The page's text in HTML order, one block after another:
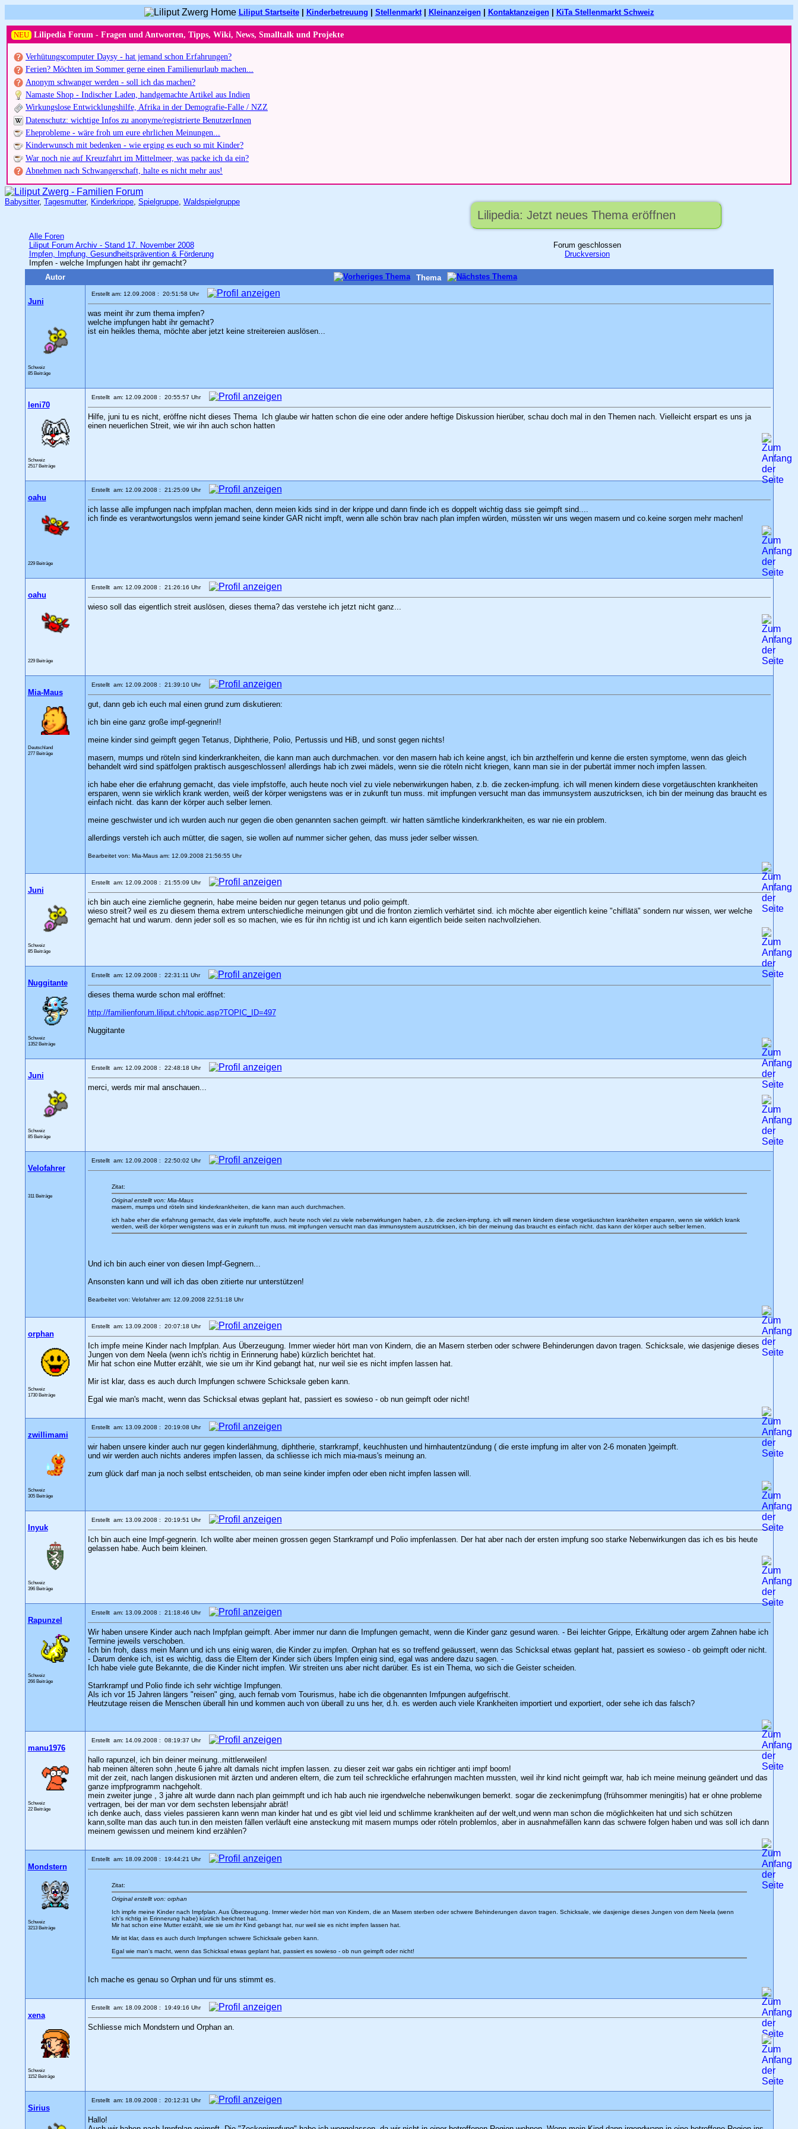
Liliput Startseite| Kinderbetreuung Stellenmarkt| Kleinanzeigen| Kontaktanzeigen| KiTa Stellenmarkt Schweiz
NEU Lilipedia Forum - Fragen und Antworten, Tipps, Wiki, News, Smalltalk und Projekte
Verhütungscomputer Daysy - hat jemand schon Erfahrungen?
Ferien? Möchten im Sommer gerne einen Familienurlaub machen...
Anonym schwanger werden - soll ich das machen?
Namaste Shop - Indischer Laden, handgemachte Artikel aus Indien
Wirkungslose Entwicklungshilfe, Afrika in der Demografie-Falle / NZZ
Datenschutz: wichtige Infos zu anonyme/registrierte BenutzerInnen
Eheprobleme - wäre froh um eure ehrlichen Meinungen...
Kinderwunsch mit bedenken - wie erging es euch so mit Kinder?
War noch nie auf Kreuzfahrt im Mittelmeer, was packe ich da ein?
Abnehmen nach Schwangerschaft, halte es nicht mehr aus!
Babysitter, Tagesmutter, Kinderkrippe, Spielgruppe, Waldspielgruppe
Lilipedia: Jetzt neues Thema eröffnen
Alle Foren
Liliput Forum Archiv - Stand 17. November 2008
Impfen, Impfung, Gesundheitsprävention & Förderung
Impfen - welche Impfungen habt ihr gemacht?
Forum geschlossen
Druckversion
Autor Thema
Juni
Schweiz
85 Beiträge
Erstellt am: 12.09.2008 : 20:51:58 Uhr
was meint ihr zum thema impfen?
welche impfungen habt ihr gemacht?
ist ein heikles thema, möchte aber jetzt keine streitereien auslösen...
leni70
Schweiz
2517 Beiträge
Erstellt am: 12.09.2008 : 20:55:57 Uhr
Hilfe, juni tu es nicht, eröffne nicht dieses Thema
Ich glaube wir hatten schon die eine oder andere heftige Diskussion hierüber, schau doch mal in den Themen nach. Vielleicht erspart es uns ja
einen neuerlichen Streit, wie wir ihn auch schon hatten
oahu
229 Beiträge
Erstellt am: 12.09.2008 : 21:25:09 Uhr
ich lasse alle impfungen nach impfplan machen, denn meien kids sind in der krippe und dann finde ich es doppelt wichtig dass sie geimpft sind....
ich finde es verantwortungslos wenn jemand seine kinder GAR nicht impft, wenn alle schön brav nach plan impfen würden, müssten wir uns wegen masern und co.keine sorgen mehr machen!
oahu
229 Beiträge
Erstellt am: 12.09.2008 : 21:26:16 Uhr
wieso soll das eigentlich streit auslösen, dieses thema? das verstehe ich jetzt nicht ganz...
Mia-Maus
Deutschland
277 Beiträge
Erstellt am: 12.09.2008 : 21:39:10 Uhr
gut, dann geb ich euch mal einen grund zum diskutieren:
ich bin eine ganz große impf-gegnerin!!
meine kinder sind geimpft gegen Tetanus, Diphtherie, Polio, Pertussis und HiB, und sonst gegen nichts!
masern, mumps und röteln sind kinderkrankheiten, die kann man auch durchmachen. vor den masern hab ich keine angst, ich bin arzthelferin und kenne die ersten symptome, wenn das gleich
behandelt wird sind spätfolgen praktisch ausgeschlossen! allerdings hab ich zwei mädels, wenn sie die röteln nicht kriegen, kann man sie in der pubertät immer noch impfen lassen.
ich habe eher die erfahrung gemacht, das viele impfstoffe, auch heute noch viel zu viele nebenwirkungen haben, z.b. die zecken-impfung. ich will menen kindern diese vorgetäuschten krankheiten
ersparen, wenn sie wirklich krank werden, weiß der körper wenigstens was er in zukunft tun muss. mit impfungen versucht man das immunsystem auszutricksen, ich bin der meinung das braucht es
einfach nicht. das kann der körper auch selber lernen.
meine geschwister und ich wurden auch nur gegen die oben genannten sachen geimpft. wir hatten sämtliche kinderkrankheiten, es war nie ein problem.
allerdings versteh ich auch mütter, die sagen, sie wollen auf nummer sicher gehen, das muss jeder selber wissen.
Bearbeitet von: Mia-Maus am: 12.09.2008 21:56:55 Uhr
Juni
Schweiz
85 Beiträge
Erstellt am: 12.09.2008 : 21:55:09 Uhr
ich bin auch eine ziemliche gegnerin, habe meine beiden nur gegen tetanus und polio geimpft.
wieso streit? weil es zu diesem thema extrem unterschiedliche meinungen gibt und die fronton ziemlich verhärtet sind. ich möchte aber eigentlich keine "chiflätä" sondern nur wissen, wer welche
gemacht hat und warum. denn jeder soll es so machen, wie es für ihn richtig ist und ich kann eigentlich beide seiten nachvollziehen.
Nuggitante
Schweiz
1352 Beiträge
Erstellt am: 12.09.2008 : 22:31:11 Uhr
dieses thema wurde schon mal eröffnet:
http://familienforum.liliput.ch/topic.asp?TOPIC_ID=497
Nuggitante
Juni
Schweiz
85 Beiträge
Erstellt am: 12.09.2008 : 22:48:18 Uhr
merci, werds mir mal anschauen...
Velofahrer
311 Beiträge
Erstellt am: 12.09.2008 : 22:50:02 Uhr
Zitat:
Original erstellt von: Mia-Maus
masern, mumps und röteln sind kinderkrankheiten, die kann man auch durchmachen.
ich habe eher die erfahrung gemacht, das viele impfstoffe, auch heute noch viel zu viele nebenwirkungen haben, z.b. die zecken-impfung. ich will menen kindern diese vorgetäuschten krankheiten ersparen, wenn sie wirklich krank
werden, weiß der körper wenigstens was er in zukunft tun muss. mit impfungen versucht man das immunsystem auszutricksen, ich bin der meinung das braucht es einfach nicht. das kann der körper auch selber lernen.
Und ich bin auch einer von diesen Impf-Gegnern...
Ansonsten kann und will ich das oben zitierte nur unterstützen!
Bearbeitet von: Velofahrer am: 12.09.2008 22:51:18 Uhr
orphan
Schweiz
1730 Beiträge
Erstellt am: 13.09.2008 : 20:07:18 Uhr
Ich impfe meine Kinder nach Impfplan. Aus Überzeugung. Immer wieder hört man von Kindern, die an Masern sterben oder schwere Behinderungen davon tragen. Schicksale, wie dasjenige dieses
Jungen von dem Neela (wenn ich's richtig in Erinnerung habe) kürzlich berichtet hat.
Mir hat schon eine Mutter erzählt, wie sie um ihr Kind gebangt hat, nur weil sie es nicht impfen lassen hat.
Mir ist klar, dass es auch durch Impfungen schwere Schicksale geben kann.
Egal wie man's macht, wenn das Schicksal etwas geplant hat, passiert es sowieso - ob nun geimpft oder nicht!
zwillimami
Schweiz
305 Beiträge
Erstellt am: 13.09.2008 : 20:19:08 Uhr
wir haben unsere kinder auch nur gegen kinderlähmung, diphtherie, starrkrampf, keuchhusten und hirnhautentzündung ( die erste impfung im alter von 2-6 monaten )geimpft.
und wir werden auch nichts anderes impfen lassen, da schliesse ich mich mia-maus's meinung an.
zum glück darf man ja noch selbst entscheiden, ob man seine kinder impfen oder eben nicht impfen lassen will.
Inyuk
Schweiz
396 Beiträge
Erstellt am: 13.09.2008 : 20:19:51 Uhr
Ich bin auch eine Impf-gegnerin. Ich wollte aber meinen grossen gegen Starrkrampf und Polio impfenlassen. Der hat aber nach der ersten impfung soo starke Nebenwirkungen das ich es bis heute
gelassen habe. Auch beim kleinen.
Rapunzel
Schweiz
266 Beiträge
Erstellt am: 13.09.2008 : 21:18:46 Uhr
Wir haben unsere Kinder auch nach Impfplan geimpft. Aber immer nur dann die Impfungen gemacht, wenn die Kinder ganz gesund waren. - Bei leichter Grippe, Erkältung oder argem Zahnen habe ich
Termine jeweils verschoben.
Ich bin froh, dass mein Mann und ich uns einig waren, die Kinder zu impfen. Orphan hat es so treffend geäussert, wenn das Schicksal etwas geplant hat, passiert es sowieso - ob geimpft oder nicht.
- Darum denke ich, ist es wichtig, dass die Eltern der Kinder sich übers Impfen einig sind, egal was andere dazu sagen. -
Ich habe viele gute Bekannte, die die Kinder nicht impfen. Wir streiten uns aber nicht darüber. Es ist ein Thema, wo sich die Geister scheiden.
Starrkrampf und Polio finde ich sehr wichtige Impfungen.
Als ich vor 15 Jahren längers "reisen" ging, auch fernab vom Tourismus, habe ich die obgenannten Imfpungen aufgefrischt.
Heutzutage reisen die Menschen überall hin und kommen auch von überall zu uns her, d.h. es werden auch viele Krankheiten importiert und exportiert, oder sehe ich das falsch?
manu1976
Schweiz
22 Beiträge
Erstellt am: 14.09.2008 : 08:19:37 Uhr
hallo rapunzel, ich bin deiner meinung..mittlerweilen!
hab meinen älteren sohn ,heute 6 jahre alt damals nicht impfen lassen. zu dieser zeit war gabs ein richtiger anti impf boom!
mit der zeit, nach langen diskusionen mit ärzten und anderen eltern, die zum teil schreckliche erfahrungen machten mussten, weil ihr kind nicht geimpft war, hab ich meine meinung geändert und das
ganze impfprogramm nachgeholt.
mein zweiter junge , 3 jahre alt wurde dann nach plan geimmpft und ich hab auch nie irgendwelche nebenwikungen bemerkt. sogar die zeckenimpfung (frühsommer meningitis) hat er ohne probleme
vertragen, bei der man vor dem sechsten lebensjahr abrät!
ich denke auch, dass vieles passieren kann wenn man kinder hat und es gibt viel leid und schlimme krankheiten auf der welt,und wenn man schon die möglichkeiten hat und sich schützen
kann,sollte man das auch tun.in den meisten fällen verläuft eine ansteckung mit masern mumps oder röteln problemlos, aber in ausnahmefällen kann das schwere folgen haben und was soll ich dann
meinem gewissen und meinem kind erzählen?
Mondstern
Schweiz
3213 Beiträge
Erstellt am: 18.09.2008 : 19:44:21 Uhr
Zitat:
Original erstellt von: orphan
Ich impfe meine Kinder nach Impfplan. Aus Überzeugung. Immer wieder hört man von Kindern, die an Masern sterben oder schwere Behinderungen davon tragen. Schicksale, wie dasjenige dieses Jungen von dem Neela (wenn
ich's richtig in Erinnerung habe) kürzlich berichtet hat.
Mir hat schon eine Mutter erzählt, wie sie um ihr Kind gebangt hat, nur weil sie es nicht impfen lassen hat.
Mir ist klar, dass es auch durch Impfungen schwere Schicksale geben kann.
Egal wie man's macht, wenn das Schicksal etwas geplant hat, passiert es sowieso - ob nun geimpft oder nicht!
Ich mache es genau so Orphan und für uns stimmt es.
xena
Schweiz
1152 Beiträge
Erstellt am: 18.09.2008 : 19:49:16 Uhr
Schliesse mich Mondstern und Orphan an.
Sirius
Erstellt am: 18.09.2008 : 20:12:31 Uhr
Hallo!